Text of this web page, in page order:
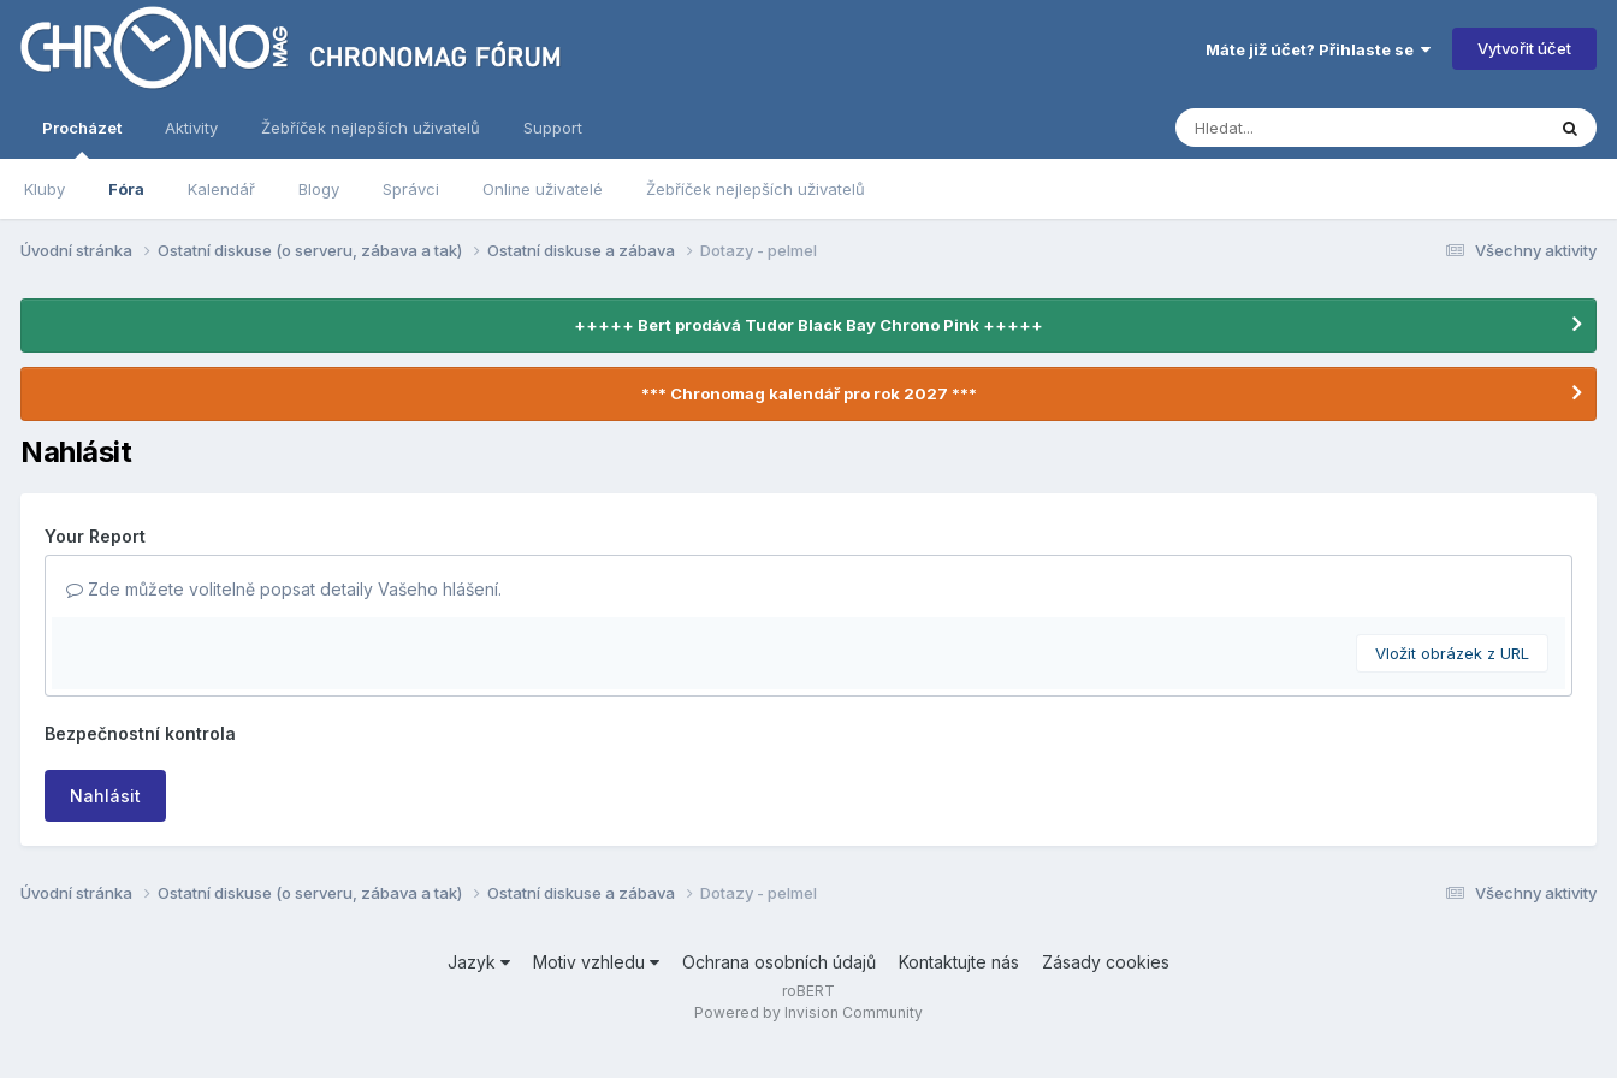
Máte již účet? Přihlaste se Vytvořit účet
Procházet
Kluby Fóra Kalendář Blogy Správci Online uživatelé Žebříček nejlepších uživatelů
Aktivity Žebříček nejlepších uživatelů Support
Všechny aktivity
Úvodní stránka Ostatní diskuse (o serveru, zábava a tak) Ostatní diskuse a zábava Dotazy - pelmel
+++++ Bert prodává Tudor Black Bay Chrono Pink +++++
*** Chronomag kalendář pro rok 2027 ***
Nahlásit
Your Report
Zde můžete volitelně popsat detaily Vašeho hlášení.
Vložit obrázek z URL
Bezpečnostní kontrola
Nahlásit
Všechny aktivity
Úvodní stránka Ostatní diskuse (o serveru, zábava a tak) Ostatní diskuse a zábava Dotazy - pelmel
Jazyk Motiv vzhledu Ochrana osobních údajů Kontaktujte nás Zásady cookies
roBERT
Powered by Invision Community